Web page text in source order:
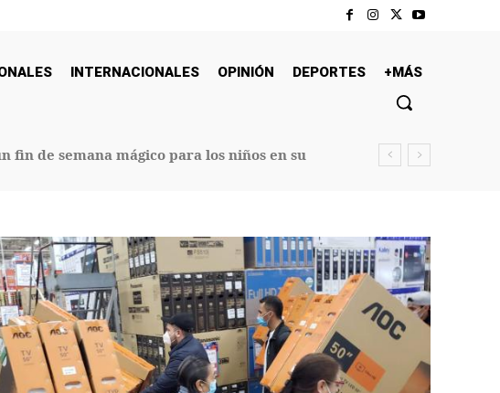
INTERNACIONALES OPINIÓN DEPORTES +MÁS
fin de semana mágico para los niños en su